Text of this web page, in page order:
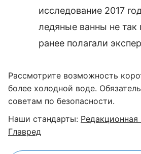
исследование 2017
ледяные ванны не так
ранее полагали
Рассмотрите возможность
более холодной воде.
советам по безопасности.
Наши стандарты: Редакционная
Главред